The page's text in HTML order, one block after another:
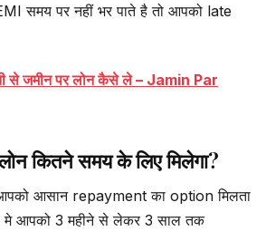
समय पर नहीं भर पाते है तो आपको late
से जमीन पर लोन कैसे ले – Jamin Par
कितने समय के लिए मिलेगा?
आसान repayment का option मिलता
आपको 3 महीने से लेकर 3 साल तक